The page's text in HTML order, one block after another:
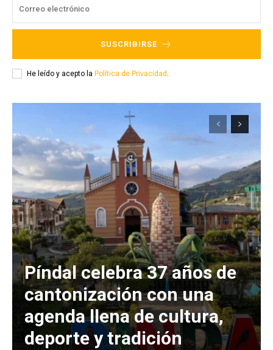
SUSCRIBIRSE
He leído y acepto la Política de Privacidad .
Píndal celebra 37 años de
cantonización con una
agenda llena de cultura,
deporte y tradición